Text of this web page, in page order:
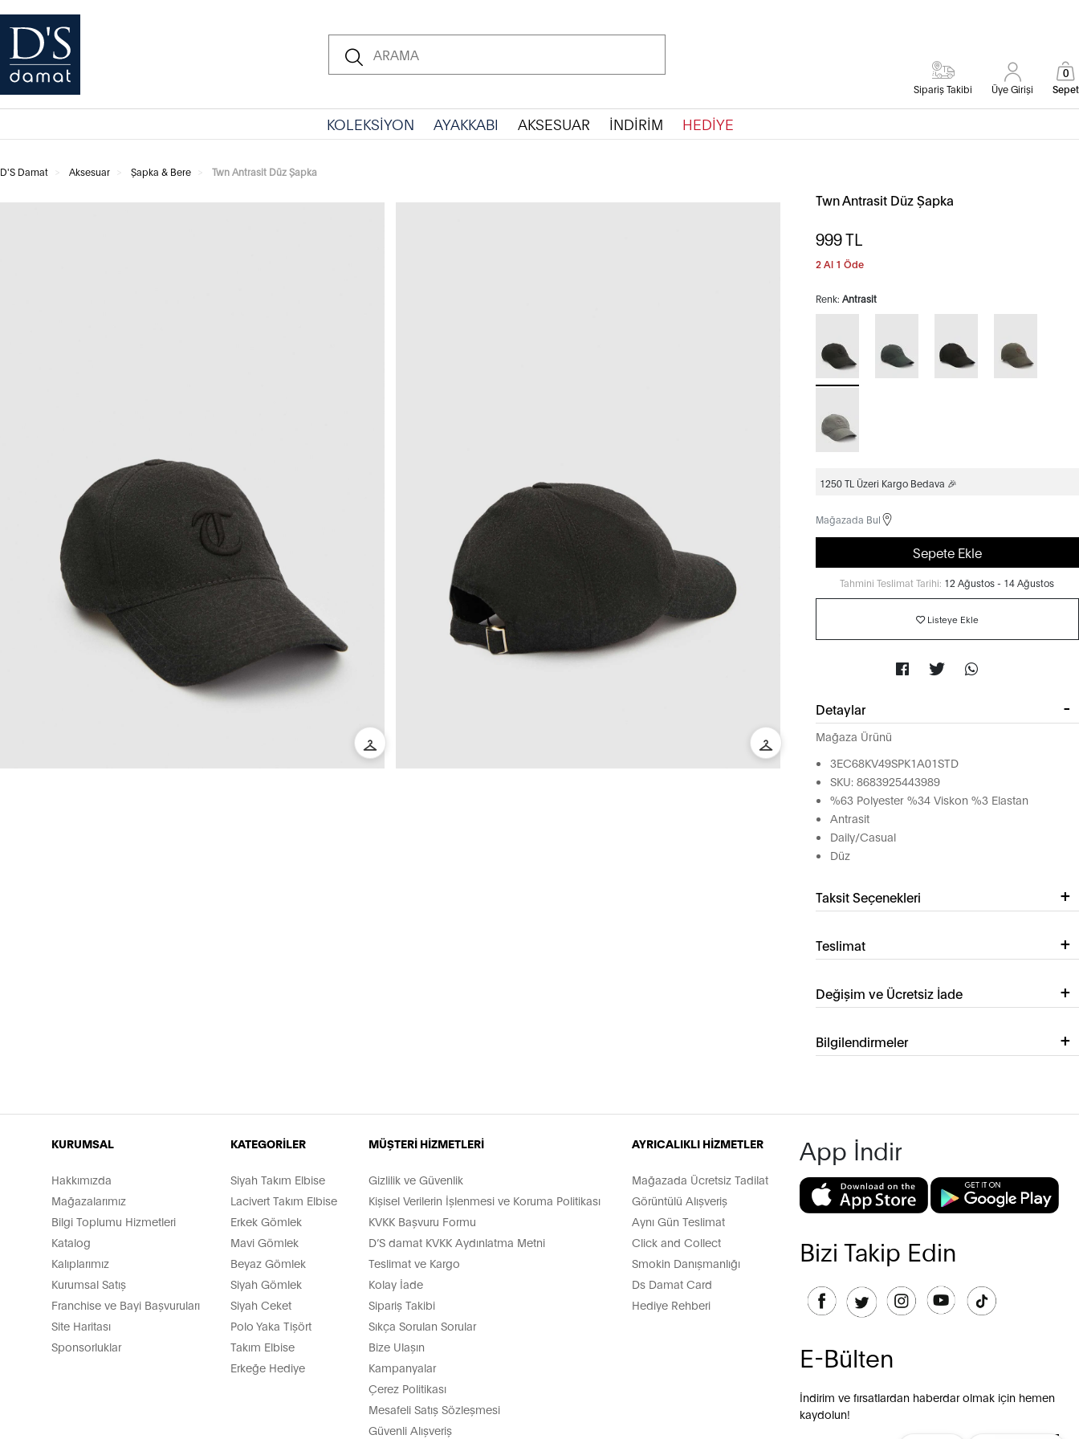
Sipariş Takibi Üye Girişi Sepet
0
KOLEKSİYON AYAKKABI AKSESUAR İNDİRİM HEDİYE
D'S Damat Aksesuar Şapka & Bere Twn Antrasit Düz Şapka
Twn Antrasit Düz Şapka
999TL
2 Al 1 Öde
Renk: Antrasit
1250 TL Üzeri Kargo Bedava 🎉
Mağazada Bul
Sepete Ekle
Tahmini Teslimat Tarihi: 12 Ağustos - 14 Ağustos
Listeye Ekle
Detaylar
Mağaza Ürünü
3EC68KV49SPK1A01STD
SKU: 8683925443989
%63 Polyester %34 Viskon %3 Elastan
Antrasit
Daily/Casual
Düz
Taksit Seçenekleri
Teslimat
Değişim ve Ücretsiz İade
Bilgilendirmeler
KURUMSAL
Hakkımızda
Mağazalarımız
Bilgi Toplumu Hizmetleri
Katalog
Kalıplarımız
Kurumsal Satış
Franchise ve Bayi Başvuruları
Site Haritası
Sponsorluklar
KATEGORİLER
Siyah Takım Elbise
Lacivert Takım Elbise
Erkek Gömlek
Mavi Gömlek
Beyaz Gömlek
Siyah Gömlek
Siyah Ceket
Polo Yaka Tişört
Takım Elbise
Erkeğe Hediye
MÜŞTERİ HİZMETLERİ
Gizlilik ve Güvenlik
Kişisel Verilerin İşlenmesi ve Koruma Politikası
KVKK Başvuru Formu
D’S damat KVKK Aydınlatma Metni
Teslimat ve Kargo
Kolay İade
Sipariş Takibi
Sıkça Sorulan Sorular
Bize Ulaşın
Kampanyalar
Çerez Politikası
Mesafeli Satış Sözleşmesi
Güvenli Alışveriş
AYRICALIKLI HİZMETLER
Mağazada Ücretsiz Tadilat
Görüntülü Alışveriş
Aynı Gün Teslimat
Click and Collect
Smokin Danışmanlığı
Ds Damat Card
Hediye Rehberi
App İndir
Bizi Takip Edin
E-Bülten
İndirim ve fırsatlardan haberdar olmak için hemen
kaydolun!